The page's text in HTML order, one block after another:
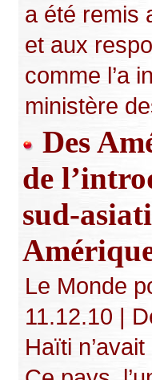
a été remis
et aux
comme l’a
ministère
Des
de
sud-
Le Monde
11.12.10 |
Haïti